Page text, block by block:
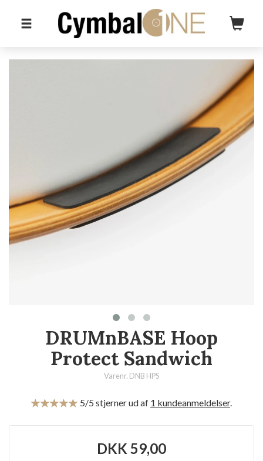
DRUMnBASE Hoop
Protect Sandwich
Varenr. DNB HPS
5/5 stjerner ud af 1 kundeanmeldelser.
DKK 59,00